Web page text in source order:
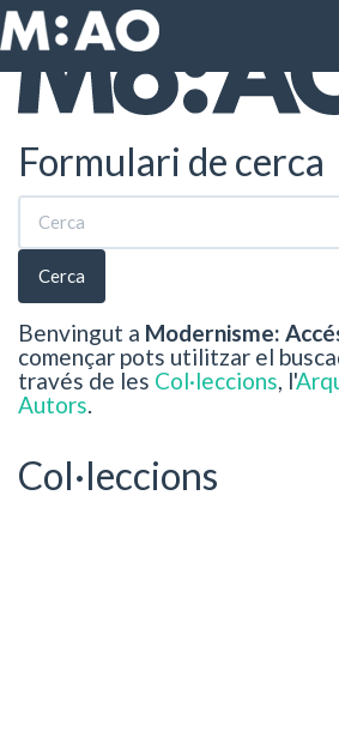
Vés al contingut
Formulari de cerca
Cerca
Benvingut a Modernisme:
començar pots utilitzar el
través de les Col·leccions , l'
Autors
Col·leccions